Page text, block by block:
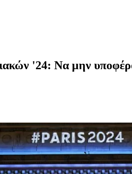
'24: Να μην